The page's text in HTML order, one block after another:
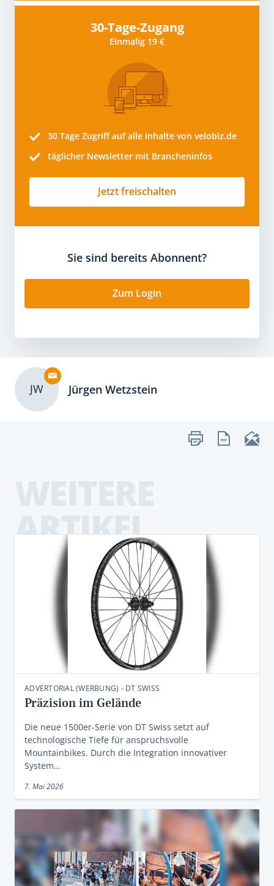
30-Tage-Zugang
Einmalig 19 €
30 Tage Zugriff auf alle Inhalte von velobiz.de
täglicher Newsletter mit Brancheninfos
Jetzt freischalten
Sie sind bereits Abonnent?
Zum Login
JW Jürgen Wetzstein
ARTIKEL
ADVERTORIAL (WERBUNG) - DT SWISS
Präzision im Gelände
Die neue 1500er-Serie von DT Swiss setzt auf
technologische Tiefe für anspruchsvolle
Mountainbikes. Durch die Integration innovativer
System…
7. Mai 2026